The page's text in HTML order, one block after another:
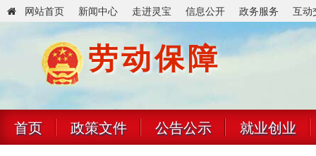
网站首页 新闻中心 走进灵宝 信息公开 政务服务 互动
劳动保障
首页 政策文件 公告公示 就业创业